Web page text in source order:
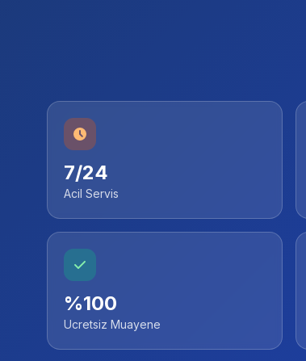
7/24
Acil Servis
%100
Ucretsiz Muayene